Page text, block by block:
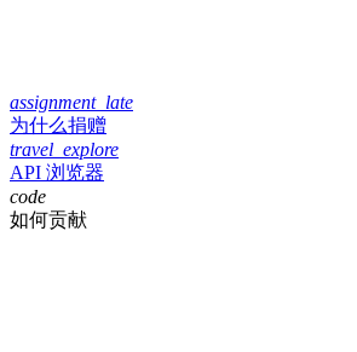
assignment_late
为什么捐赠
travel_explore
API 浏览器
code
如何贡献